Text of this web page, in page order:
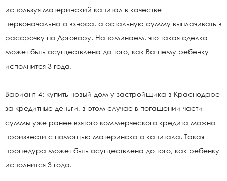
используя материнский капитал в качестве
первоначального взноса, а остальную сумму выплачивать в
рассрочку по Договору. Напоминаем, что такая сделка
может быть осуществлена до того, как Вашему ребенку
исполнится 3 года.
Вариант-4: купить новый дом у застройщика в Краснодаре
за кредитные деньги, в этом случае в погашении части
суммы уже ранее взятого коммерческого кредита можно
произвести с помощью материнского капитала. Такая
процедура может быть осуществлена до того, как ребенку
исполнится 3 года.